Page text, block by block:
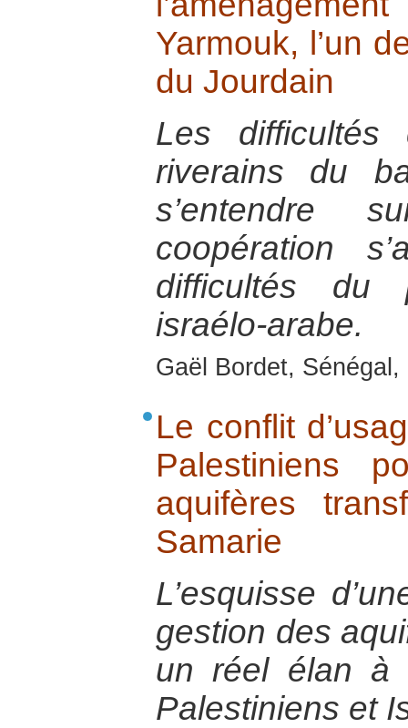
Yarmouk, l’un
du Jourdain
Les difficultés
riverains du
s’entendre
coopération
difficultés du
israélo-arabe.
Gaël Bordet,
Le conflit
Palestiniens
aquifères
Samarie
L’esquisse
gestion des
un réel élan à
Palestiniens et